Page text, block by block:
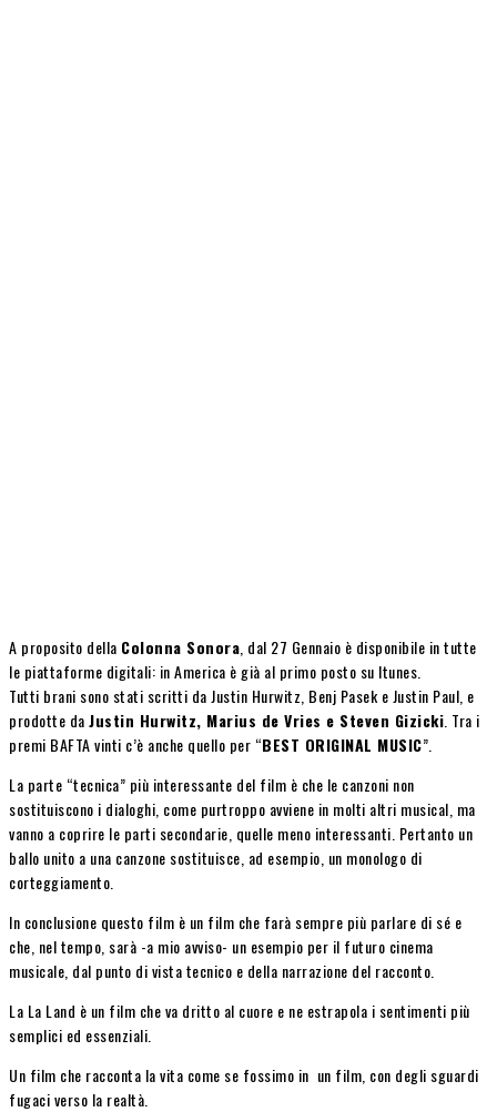
A proposito della Colonna Sonora , dal 27 Gennaio è disponibile in tutte
le piattaforme digitali: in America è già al primo posto su Itunes.
Tutti brani sono stati scritti da Justin Hurwitz, Benj Pasek e Justin Paul, e
prodotte daJustin Hurwitz, Marius de Vries e Steven Gizicki . Tra i
premi BAFTA vinti c’è anche quello per “BEST ORIGINAL MUSIC”.
La parte “tecnica” più interessante del film è che le canzoni non
sostituiscono i dialoghi, come purtroppo avviene in molti altri musical, ma
vanno a coprire le parti secondarie, quelle meno interessanti. Pertanto un
ballo unito a una canzone sostituisce, ad esempio, un monologo di
corteggiamento.
In conclusione questo film è un film che farà sempre più parlare di sé e
che, nel tempo, sarà -a mio avviso- un esempio per il futuro cinema
musicale, dal punto di vista tecnico e della narrazione del racconto.
La La Land è un film che va dritto al cuore e ne estrapola i sentimenti più
semplici ed essenziali.
Un film che racconta la vita come se fossimo in un film, con degli sguardi
fugaci verso la realtà.